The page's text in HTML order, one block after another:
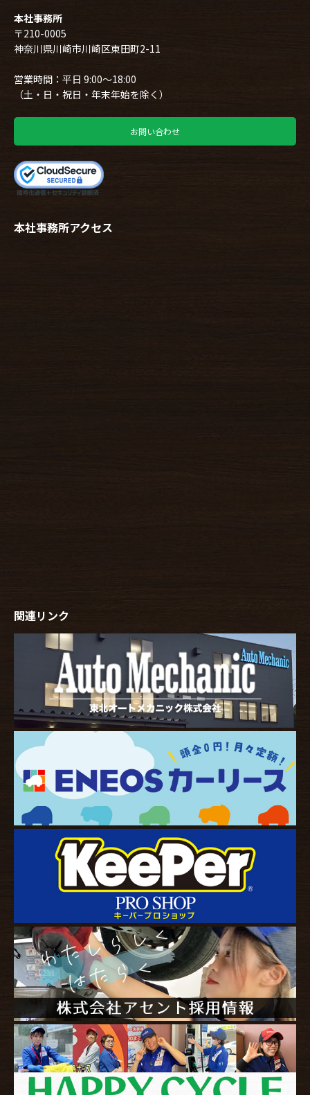
本社事務所
〒210-0005
神奈川県川崎市川崎区東田町2-11
営業時間：平日 9:00～18:00
（土・日・祝日・年末年始を除く）
お問い合わせ
本社事務所アクセス
関連リンク